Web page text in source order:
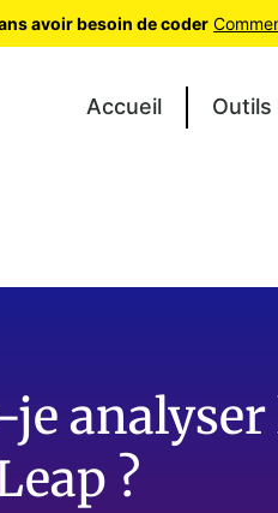
Accueil Outils
?
avoir besoin de coder